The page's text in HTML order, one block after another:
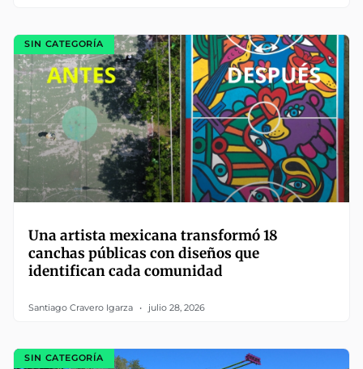
SIN CATEGORÍA
Una artista mexicana transformó 18
canchas públicas con diseños que
identifican cada comunidad
Santiago Cravero Igarza julio 28, 2026
SIN CATEGORÍA